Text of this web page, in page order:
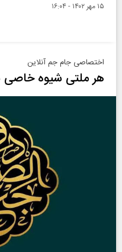
۱۵ مهر ۱۴۰۲ - ۱۶:۰۴
اختصاصی جام جم آنلاین
هر ملتی شیوه خاصی